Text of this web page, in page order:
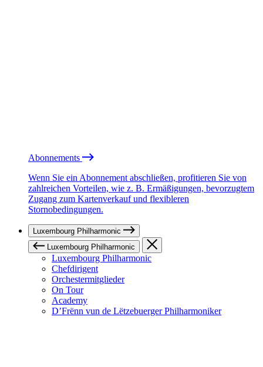
Abonnements
Wenn Sie ein Abonnement abschließen, profitieren Sie von
zahlreichen Vorteilen, wie z. B. Ermäßigungen, bevorzugtem
Zugang zum Kartenverkauf und flexibleren
Stornobedingungen.
Luxembourg Philharmonic
Luxembourg Philharmonic
Luxembourg Philharmonic
Chefdirigent
Orchestermitglieder
On Tour
Academy
D’Frënn vun de Lëtzebuerger Philharmoniker